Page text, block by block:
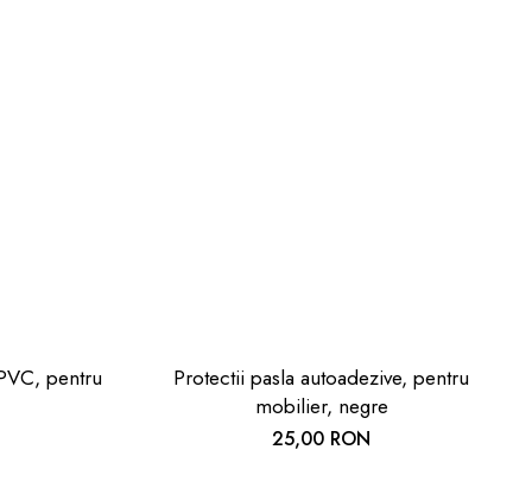
pentru
Protectii pasla autoadezive, pentru
mobilier, negre
25,00 RON